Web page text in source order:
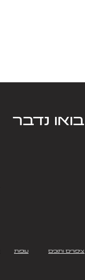
בואו נדבר
עופות ציפורים ותוכים